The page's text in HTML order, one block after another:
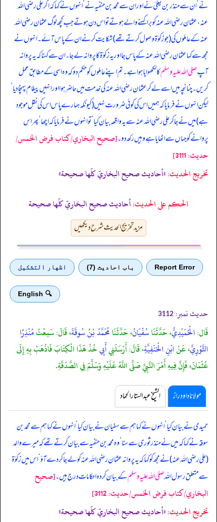
نے ‘ ان سے منذر بن یعلیٰ نے اور ان سے محمد بن حنفیہ نے ‘ انہوں نے کہا کہاگر علی رضی اللہ
عنہ، عثمان رضی اللہ عنہ کو برا کہنے والے ہوتے تو اس دن ہوتے جب کچھ لوگ عثمان رضی اللہ
عنہ کے عاملوں کی (جو زکوٰۃ وصول کرتے تھے) شکایت کرنے ان کے پاس آئے۔ انہوں نے
مجھ سے کہا عثمان رضی اللہ عنہ کے پاس جا اور یہ زکوٰۃ کا پروانہ لے جا۔ ان سے کہنا کہ یہ پروانہ
آپصلی اللہ علیہ وسلمکا لکھوایا ہوا ہے۔ تم اپنے عاملوں کو حکم دو کہ وہ اسی کے مطابق عمل
کریں۔ چنانچہ میں اسے لے کر عثمان رضی اللہ عنہ کی خدمت میں حاضر ہوا اور انہیں پیغام پہنچا دیا ‘
لیکن انہوں نے فرمایا کہ ہمیں اس کی کوئی ضرورت نہیں (کیونکہ ہمارے پاس اس کی نقل موجود
ہے) میں نے جا کر علی رضی اللہ عنہ سے یہ واقعہ بیان کیا ‘ تو انہوں نے فرمایا کہ اچھا ‘ پھر اس
پروانے کو جہاں سے اٹھایا ہے وہیں رکھ دو۔[صحيح البخاري/كتاب فرض الخمس/
حدیث: 3111]
تخریج الحدیث:«أحاديث صحيح البخاريّ كلّها صحيحة»
الحكم على الحديث:أحاديث صحيح البخاريّ كلّها صحيحة
مزید تخریج الحدیث شرح دیکھیں
Report Error باب احادیث (7) اظهار التشكيل
🔍 English
حدیث نمبر: 3112
قَال:الْحُمَيْدِيُّ، حَدَّثَنَاسُفْيَانُ، حَدَّثَنَامُحَمَّدُ بْنُ سُوقَةَ، قَالَ: سَمِعْتُمُنْذِرًا
الثَّوْرِيَّ، عَنْابْنِ الْحَنَفِيَّةِ، قَالَ: أَرْسَلَنِيأَبِيخُذْ هَذَا الْكِتَابَ فَاذْهَبْ بِهِ إِلَى
عُثْمَانَ، فَإِنَّ فِيهِ أَمْرَ النَّبِيِّ صَلَّى اللَّهُ عَلَيْهِ وَسَلَّمَ فِي الصَّدَقَةِ.
مولانا داود راز الشیخ عبدالستار الحماد
حمیدی نے بیان کیا ‘ انہوں نے کہا ہم سے سفیان نے بیان کیا ‘ انہوں نے کہا ہم سے محمد بن
سوقہ نے کہا کہ میں نے منذر ثوری سے سنا ‘ وہ محمد بن حنفیہ سے بیان کرتے تھے کہمیرے والد
(علی رضی اللہ عنہ) نے مجھ کو کہا کہ یہ پروانہ عثمان رضی اللہ عنہ کو لے جا کر دے آؤ ‘ اس میں زکوٰۃ
سے متعلق رسول اللہصلی اللہ علیہ وسلمکے بیان کردہ احکامات درج ہیں۔[صحيح
البخاري/كتاب فرض الخمس/حدیث: 3112]
تخریج الحدیث:«أحاديث صحيح البخاريّ كلّها صحيحة»